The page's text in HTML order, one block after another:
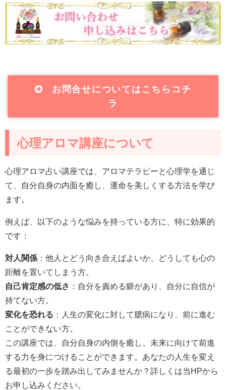
お問合せについてはこちらコチ
ラ
心理アロマ講座について
心理アロマ占い講座では、アロマテラピーと心理学を通じ
て、自分自身の内面を癒し、運命を美しくする方法を学び
ます。
例えば、以下のような悩みを持っている方に、特に効果的
です：
対人関係 ：他人とどう向き合えばよいか、どうしても心の
距離を置いてしまう方。
自己肯定感の低さ ：自分を責める癖があり、自分に自信が
持てない方。
変化を恐れる ：人生の変化に対して臆病になり、前に進む
ことができない方。
この講座では、自分自身の内側を癒し、未来に向けて前進
する力を身につけることができます。あなたの人生を変え
る最初の一歩を踏み出してみませんか？詳しくは当HPから
お申し込みください。